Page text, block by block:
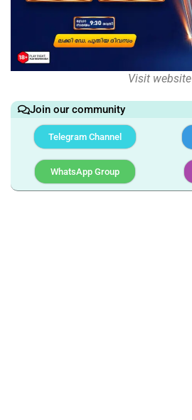
Visit website
Join our community
Telegram Channel
WhatsApp Group